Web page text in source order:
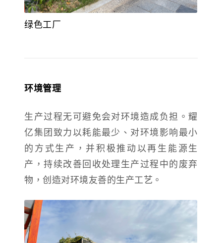
绿色工厂
环境管理
生产过程无可避免会对环境造成负担。耀
亿集团致力以耗能最少、对环境影响最小
的方式生产，并积极推动以再生能源生
产，持续改善回收处理生产过程中的废弃
物，创造对环境友善的生产工艺。